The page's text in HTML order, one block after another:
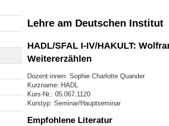
Lehre am Deutschen Institut
HADL/SFAL I-IV/HAKULT:
Weitererzählen
Dozent:innen: Sophie Charlotte Quander
Kurzname: HADL
Kurs-Nr.: 05.067.1120
Kurstyp: Seminar/Hauptseminar
Empfohlene Literatur